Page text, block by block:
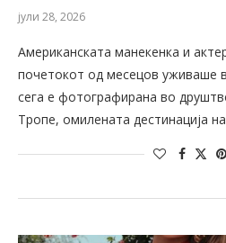
јули 28, 2026
Американската манекенка и
почетокот од месецов уживаше
сега е фотографирана во
Тропе, омилената дестинација